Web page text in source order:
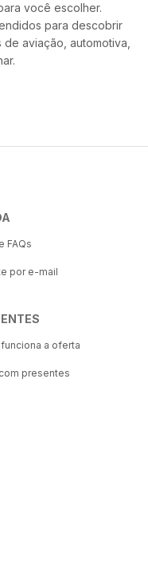
você escolher.
para descobrir
aviação, automotiva,
FAQs
por e-mail
a oferta
presentes